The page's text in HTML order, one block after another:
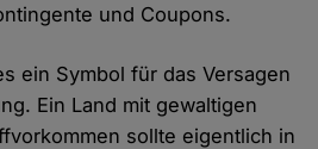
und Coupons.
ein Symbol für das Versagen
Ein Land mit gewaltigen
sollte eigentlich in